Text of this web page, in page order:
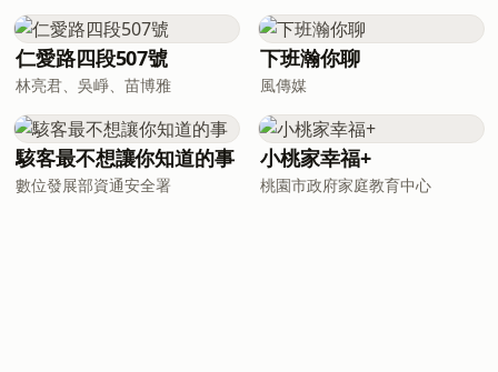
仁愛路四段507號
林亮君、吳崢、苗博雅
下班瀚你聊
風傳媒
駭客最不想讓你知道的事
數位發展部資通安全署
小桃家幸福+
桃園市政府家庭教育中心